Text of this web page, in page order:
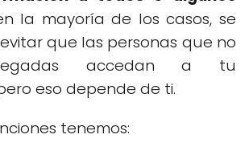
la mayoría de los casos, se
que las personas que no
accedan a tu
eso depende de ti.
tenemos: